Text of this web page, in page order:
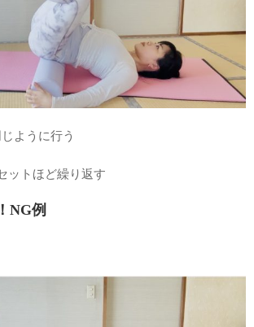
ように行う
ットほど繰り返す
NG例